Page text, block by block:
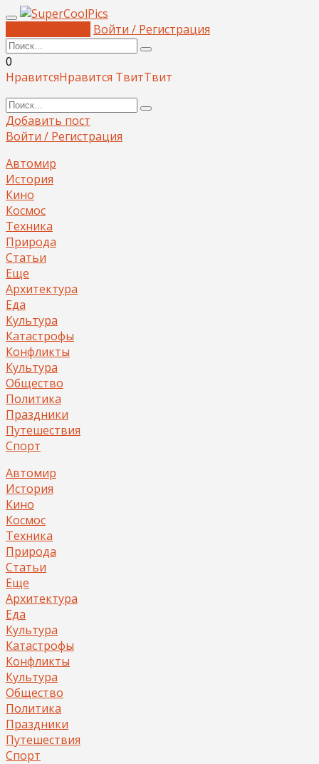
Войти / Регистрация
0
НравитсяНравится ТвитТвит
Добавить пост
Войти / Регистрация
Автомир
История
Кино
Космос
Техника
Природа
Статьи
Еще
Архитектура
Еда
Культура
Катастрофы
Конфликты
Культура
Общество
Политика
Праздники
Путешествия
Спорт
Автомир
История
Кино
Космос
Техника
Природа
Статьи
Еще
Архитектура
Еда
Культура
Катастрофы
Конфликты
Культура
Общество
Политика
Праздники
Путешествия
Спорт